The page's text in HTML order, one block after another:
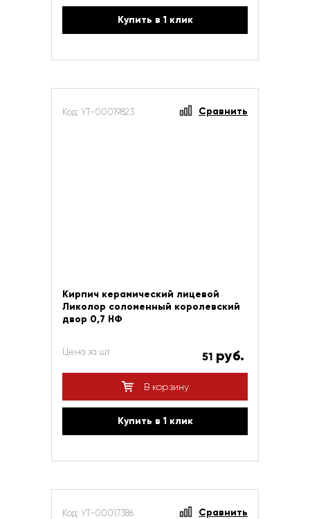
Купить в 1 клик
Код: УТ-00019823 Сравнить
Кирпич керамический лицевой
Ликолор соломенный королевский
двор 0,7 НФ
Цена за шт 51 руб.
В корзину
Купить в 1 клик
Код: УТ-00017386 Сравнить